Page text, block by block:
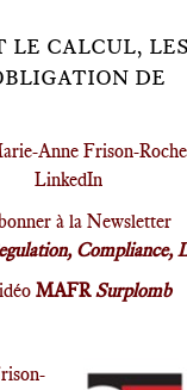
LE CALCUL,
DE
Anne Frison-
LinkedIn
à la Newsletter
Compliance,
MAFRSurplomb